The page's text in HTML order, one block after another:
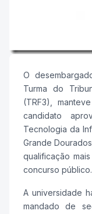
O
Turma do
(TRF3),
candidato
Tecnologia da
Grande
qualificação
concurso público.
A universidade
mandado de